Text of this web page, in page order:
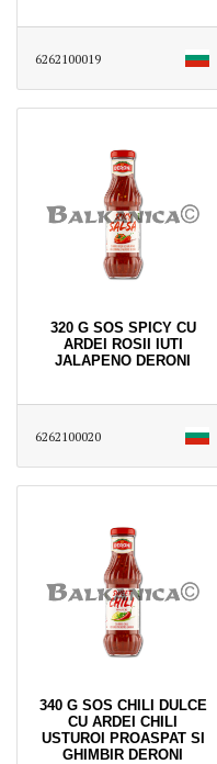
6262100019
320 G SOS SPICY CU
ARDEI ROSII IUTI
JALAPENO DERONI
6262100020
340 G SOS CHILI DULCE
CU ARDEI CHILI
USTUROI PROASPAT SI
GHIMBIR DERONI